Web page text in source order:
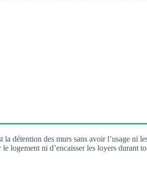
détention des murs sans avoir l’usage ni
logement ni d’encaisser les loyers durant